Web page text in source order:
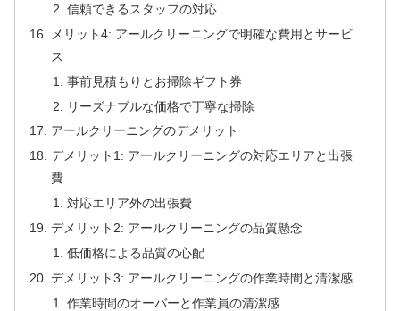
信頼できるスタッフの対応
メリット4: アールクリーニングで明確な費用とサービ
ス
事前見積もりとお掃除ギフト券
リーズナブルな価格で丁寧な掃除
アールクリーニングのデメリット
デメリット1: アールクリーニングの対応エリアと出張
費
対応エリア外の出張費
デメリット2: アールクリーニングの品質懸念
低価格による品質の心配
デメリット3: アールクリーニングの作業時間と清潔感
作業時間のオーバーと作業員の清潔感